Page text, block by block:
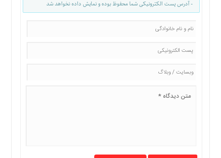
- آدرس پست الکترونیکی شما محفوظ بوده و نمایش داده نخواهد شد